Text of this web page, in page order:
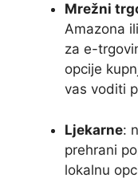
Mrežni
Amazona
za e-
opcije
vas voditi
Ljekarne:
prehrani
lokalnu